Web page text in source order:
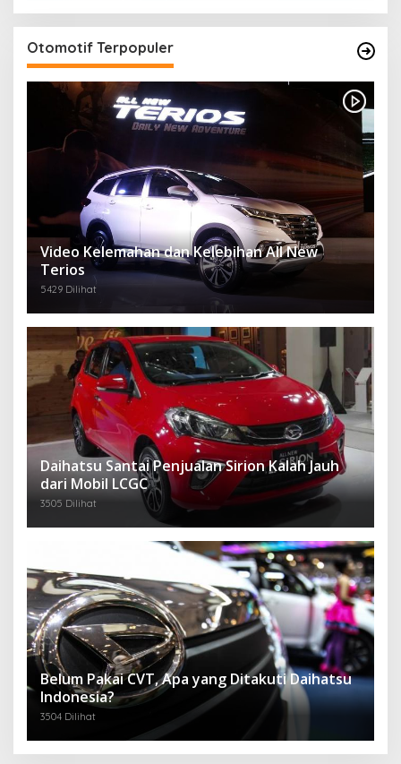
Otomotif Terpopuler
Video Kelemahan dan Kelebihan All New
Terios
5429 Dilihat
Daihatsu Santai Penjualan Sirion Kalah Jauh
dari Mobil LCGC
3505 Dilihat
Belum Pakai CVT, Apa yang Ditakuti Daihatsu
Indonesia?
3504 Dilihat